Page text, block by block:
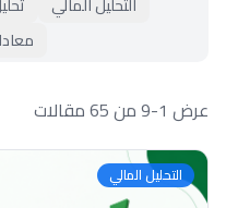
عرض 1-9 من 65 مقالات
التحليل المالي